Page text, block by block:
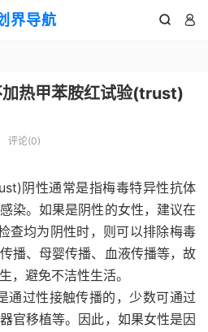
界导航  
热甲苯胺红试验(trust)
评论(0)
阴性通常是指梅毒特异性抗体
染。如果是阴性的女性，建议在
查均为阴性时，则可以排除梅毒
播、母婴传播、血液传播等，故
，避免不洁性生活。
通过性接触传播的，少数可通过
官移植等。因此，如果女性是因